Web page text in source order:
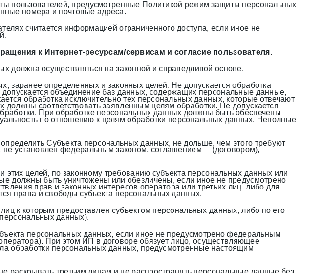
пользователей, предусмотренные Политикой режим защиты персональных
номера и почтовые адреса.
считается информацией ограниченного доступа, если иное не
к Интернет-ресурсам/сервисам и согласие пользователя.
должна осуществляться на законной и справедливой основе.
заранее определенных и законных целей. Не допускается обработка
объединение баз данных, содержащих персональные данные,
обработка исключительно тех персональных данных, которые отвечают
соответствовать заявленным целям обработки. Не допускается
При обработке персональных данных должны быть обеспечены
по отношению к целям обработки персональных данных. Неполные
Субъекта персональных данных, не дольше, чем этого требуют
не установлен федеральным законом, соглашением (договором),
целей, по законному требованию субъекта персональных данных или
должны быть уничтожены или обезличены, если иное не предусмотрено
прав и законных интересов оператора или третьих лиц, либо для
права и свободы субъекта персональных данных.
к которым предоставлен субъектом персональных данных, либо по его
данных).
персональных данных, если иное не предусмотрено федеральным
При этом ИП в договоре обязует лицо, осуществляющее
обработки персональных данных, предусмотренные настоящим
раскрывать третьим лицам и не распространять персональные данные без